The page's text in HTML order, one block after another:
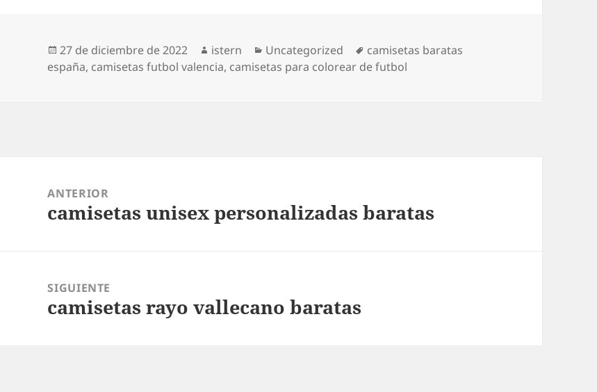
Publicado
el
27 de diciembre de 2022 Autor
istern Categorías
Uncategorized Etiquetas
camisetas baratas
españa, camisetas futbol valencia, camisetas para colorear de futbol
entradas
ANTERIOR
Entrada
camisetas unisex personalizadas baratas
SIGUIENTE
Entrada
camisetas rayo vallecano baratas